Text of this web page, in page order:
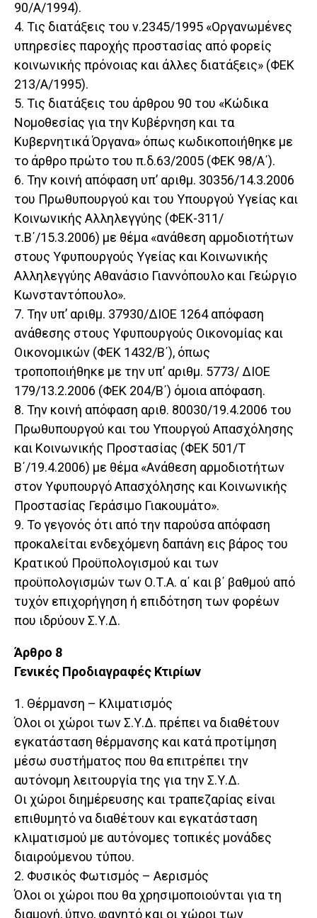
90/Α/1994).
4. Τις διατάξεις του ν.2345/1995 «Οργανωμένες
υπηρεσίες παροχής προστασίας από φορείς
κοινωνικής πρόνοιας και άλλες διατάξεις» (ΦΕΚ
213/Α/1995).
5. Τις διατάξεις του άρθρου 90 του «Κώδικα
Νομοθεσίας για την Κυβέρνηση και τα
Κυβερνητικά Όργανα» όπως κωδικοποιήθηκε με
το άρθρο πρώτο του π.δ.63/2005 (ΦΕΚ 98/Α΄).
6. Την κοινή απόφαση υπ’ αριθμ. 30356/14.3.2006
του Πρωθυπουργού και του Υπουργού Υγείας και
Κοινωνικής Αλληλεγγύης (ΦΕΚ-311/
τ.Β΄/15.3.2006) με θέμα «ανάθεση αρμοδιοτήτων
στους Υφυπουργούς Υγείας και Κοινωνικής
Αλληλεγγύης Αθανάσιο Γιαννόπουλο και Γεώργιο
Κωνσταντόπουλο».
7. Την υπ’ αριθμ. 37930/ΔΙΟΕ 1264 απόφαση
ανάθεσης στους Υφυπουργούς Οικονομίας και
Οικονομικών (ΦΕΚ 1432/Β΄), όπως
τροποποιήθηκε με την υπ’ αριθμ. 5773/ ΔΙΟΕ
179/13.2.2006 (ΦΕΚ 204/Β΄) όμοια απόφαση.
8. Την κοινή απόφαση αριθ. 80030/19.4.2006 του
Πρωθυπουργού και του Υπουργού Απασχόλησης
και Κοινωνικής Προστασίας (ΦΕΚ 501/Τ
Β΄/19.4.2006) με θέμα «Ανάθεση αρμοδιοτήτων
στον Υφυπουργό Απασχόλησης και Κοινωνικής
Προστασίας Γεράσιμο Γιακουμάτο».
9. Το γεγονός ότι από την παρούσα απόφαση
προκαλείται ενδεχόμενη δαπάνη εις βάρος του
Κρατικού Προϋπολογισμού και των
προϋπολογισμών των Ο.Τ.Α. α΄ και β΄ βαθμού από
τυχόν επιχορήγηση ή επιδότηση των φορέων
που ιδρύουν Σ.Υ.Δ.
Άρθρο 8
Γενικές Προδιαγραφές Κτιρίων
1. Θέρμανση – Κλιματισμός
Όλοι οι χώροι των Σ.Υ.Δ. πρέπει να διαθέτουν
εγκατάσταση θέρμανσης και κατά προτίμηση
μέσω συστήματος που θα επιτρέπει την
αυτόνομη λειτουργία της για την Σ.Υ.Δ.
Οι χώροι διημέρευσης και τραπεζαρίας είναι
επιθυμητό να διαθέτουν και εγκατάσταση
κλιματισμού με αυτόνομες τοπικές μονάδες
διαιρούμενου τύπου.
2. Φυσικός Φωτισμός – Αερισμός
Όλοι οι χώροι που θα χρησιμοποιούνται για τη
διαμονή, ύπνο, φαγητό και οι χώροι των